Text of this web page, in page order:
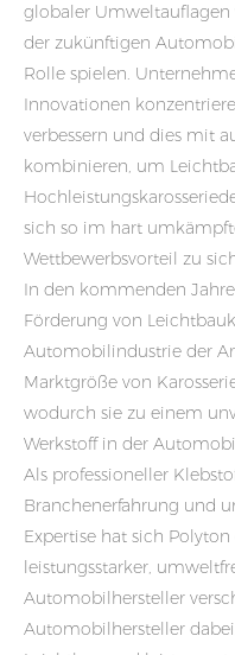
globaler Umweltauflagen
der zukünftigen
Rolle spielen.
Innovationen
verbessern und dies mit
kombinieren, um
sich so im hart
Wettbewerbsvorteil zu
In den kommenden
Förderung von
Automobilindustrie der
Marktgröße von
wodurch sie zu einem
Werkstoff in der
Als professioneller
Branchenerfahrung und
Expertise hat sich
leistungsstarker,
Automobilhersteller
Automobilhersteller